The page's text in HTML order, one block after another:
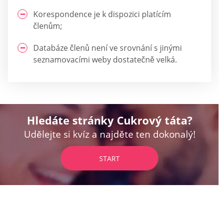
Korespondence je k dispozici platícím
členům;
Databáze členů není ve srovnání s jinými
seznamovacími weby dostatečně velká.
Hledáte stránky Cukrový táta?
Udělejte si kvíz a najděte ten dokonalý!
START